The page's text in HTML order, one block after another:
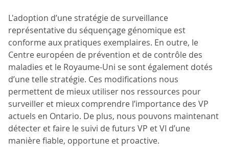
L'adoption d’une stratégie de surveillance
représentative du séquençage génomique est
conforme aux pratiques exemplaires. En outre, le
Centre européen de prévention et de contrôle des
maladies et le Royaume-Uni se sont également dotés
d’une telle stratégie. Ces modifications nous
permettent de mieux utiliser nos ressources pour
surveiller et mieux comprendre l’importance des VP
actuels en Ontario. De plus, nous pouvons maintenant
détecter et faire le suivi de futurs VP et VI d’une
manière fiable, opportune et proactive.